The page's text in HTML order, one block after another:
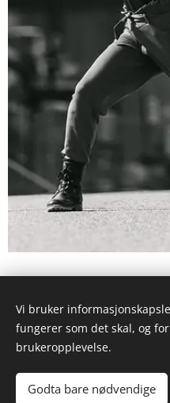
© 2022 Maria Kristina
Drevet avWebnode
Vi bruker
fungerer som det skal, og
brukeropplevelse.
Godta bare nødvendige